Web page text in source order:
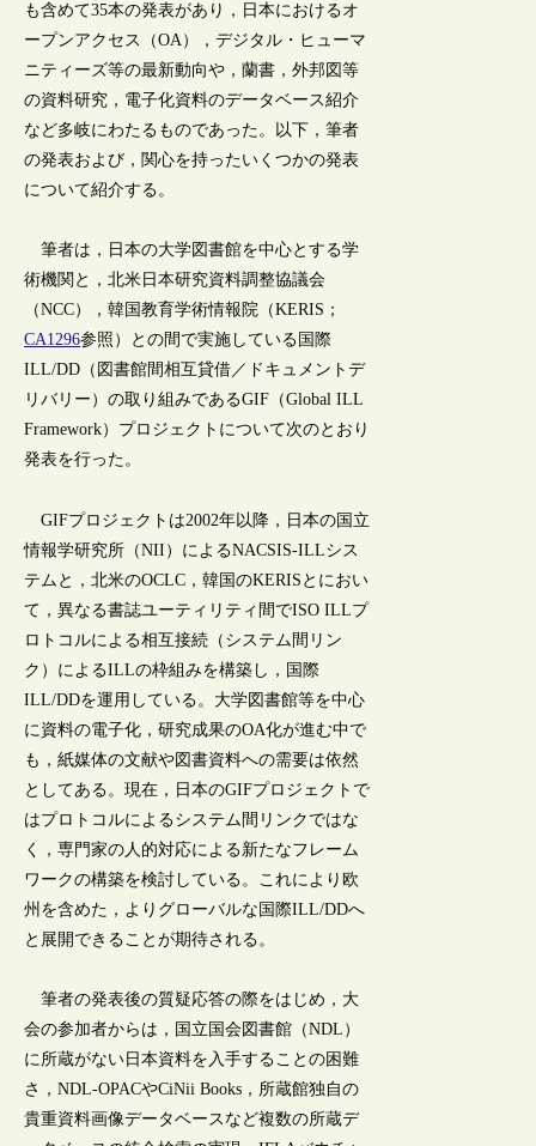
も含めて35本の発表があり，日本におけるオ
ープンアクセス（OA），デジタル・ヒューマ
ニティーズ等の最新動向や，蘭書，外邦図等
の資料研究，電子化資料のデータベース紹介
など多岐にわたるものであった。以下，筆者
の発表および，関心を持ったいくつかの発表
について紹介する。
筆者は，日本の大学図書館を中心とする学
術機関と，北米日本研究資料調整協議会
（NCC），韓国教育学術情報院（KERIS；
CA1296参照）との間で実施している国際
ILL/DD（図書館間相互貸借／ドキュメントデ
リバリー）の取り組みであるGIF（Global ILL
Framework）プロジェクトについて次のとおり
発表を行った。
GIFプロジェクトは2002年以降，日本の国立
情報学研究所（NII）によるNACSIS-ILLシス
テムと，北米のOCLC，韓国のKERISとにおい
て，異なる書誌ユーティリティ間でISO ILLプ
ロトコルによる相互接続（システム間リン
ク）によるILLの枠組みを構築し，国際
ILL/DDを運用している。大学図書館等を中心
に資料の電子化，研究成果のOA化が進む中で
も，紙媒体の文献や図書資料への需要は依然
としてある。現在，日本のGIFプロジェクトで
はプロトコルによるシステム間リンクではな
く，専門家の人的対応による新たなフレーム
ワークの構築を検討している。これにより欧
州を含めた，よりグローバルな国際ILL/DDへ
と展開できることが期待される。
筆者の発表後の質疑応答の際をはじめ，大
会の参加者からは，国立国会図書館（NDL）
に所蔵がない日本資料を入手することの困難
さ，NDL-OPACやCiNii Books，所蔵館独自の
貴重資料画像データベースなど複数の所蔵デ